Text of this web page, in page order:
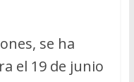
se ha
el 19 de junio